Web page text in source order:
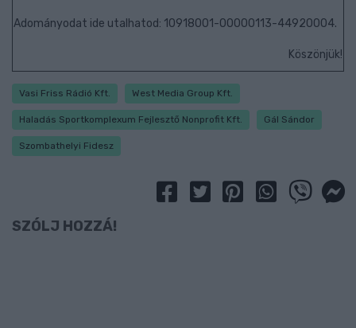
Adományodat ide utalhatod: 10918001-00000113-44920004.
Köszönjük!
Vasi Friss Rádió Kft. West Media Group Kft.
Haladás Sportkomplexum Fejlesztő Nonprofit Kft. Gál Sándor
Szombathelyi Fidesz
SZÓLJ HOZZÁ!